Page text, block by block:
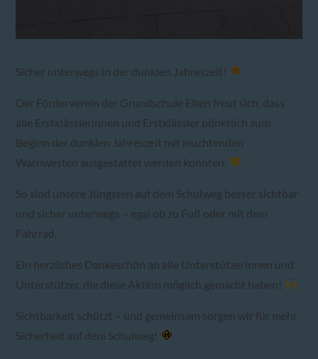
Sicher unterwegs in der dunklen Jahreszeit!
Der Förderverein der Grundschule Elten freut sich, dass
alle Erstklässlerinnen und Erstklässler pünktlich zum
Beginn der dunklen Jahreszeit mit leuchtenden
Warnwesten ausgestattet werden konnten.
So sind unsere Jüngsten auf dem Schulweg besser sichtbar
und sicher unterwegs – egal ob zu Fuß oder mit dem
Fahrrad.
Ein herzliches Dankeschön an alle Unterstützerinnen und
Unterstützer, die diese Aktion möglich gemacht haben!
Sichtbarkeit schützt – und gemeinsam sorgen wir für mehr
Sicherheit auf dem Schulweg!